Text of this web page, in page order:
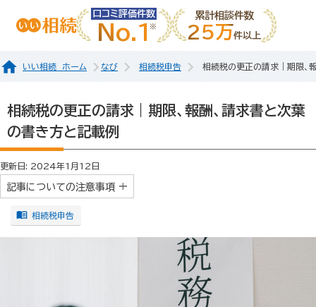
口コミ評価件数
No.1
累計相談件数
25万件以上
いい相続 ホーム なび 相続税申告 相続税の更正の請求｜期限、
相続税の更正の請求｜期限、報酬、請求書と次葉
の書き方と記載例
更新日: 2024年1月12日
記事についての注意事項
相続税申告